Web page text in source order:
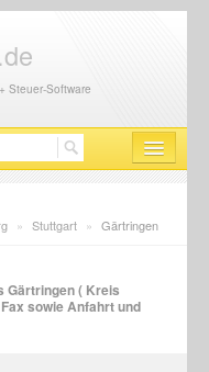
.de
Steuer-Software
» Stuttgart » Gärtringen
Gärtringen ( Kreis
sowie Anfahrt und